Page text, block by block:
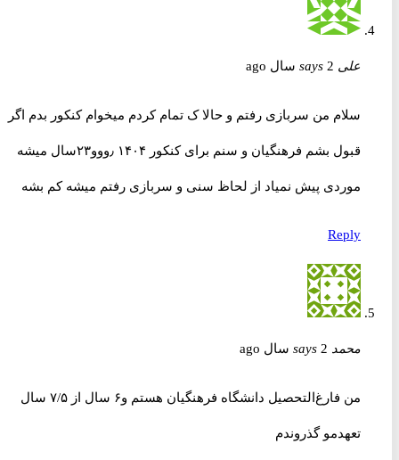
علی says 2 سال ago
سلام من سربازی رفتم و حالا ک تمام کردم میخوام کنکور بدم اگر
قبول بشم فرهنگیان و سنم برای کنکور ۱۴۰۴ ٫ووو۲۳سال میشه
موردی پیش نمیاد از لحاظ سنی و سربازی رفتم میشه کم بشه
Reply
محمد says 2 سال ago
من فارغ‌التحصیل دانشگاه فرهنگیان هستم و۶ سال از ۷/۵ سال
تعهدمو گذروندم